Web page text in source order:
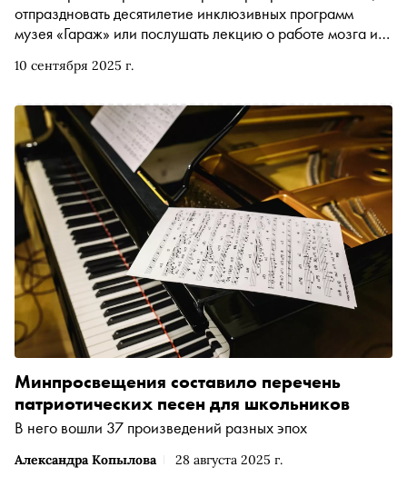
10 сентября 2025 г.
отпраздновать десятилетие инклюзивных программ
музея «Гараж» или послушать лекцию о работе мозга и
и куда сходить на ближайшей неделе
Александра Копылова 28 августа 2025 г.
Минпросвещения составило перечень
патриотических песен для школьников
В него вошли 37 произведений разных эпох